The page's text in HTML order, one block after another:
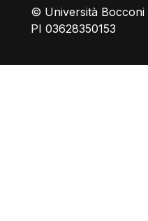
© Università Bocconi
PI 03628350153